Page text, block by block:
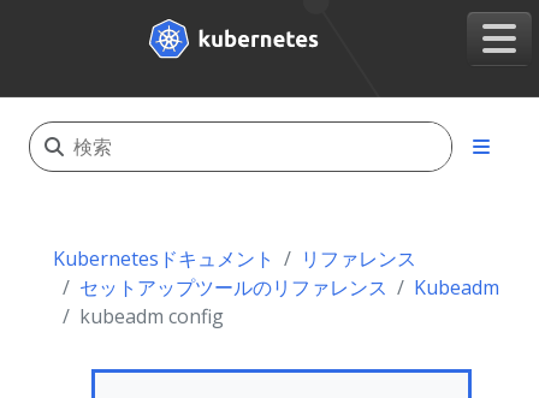
Kubernetesドキュメント
リファレンス
セットアップツールのリファレンス
Kubeadm
kubeadm config